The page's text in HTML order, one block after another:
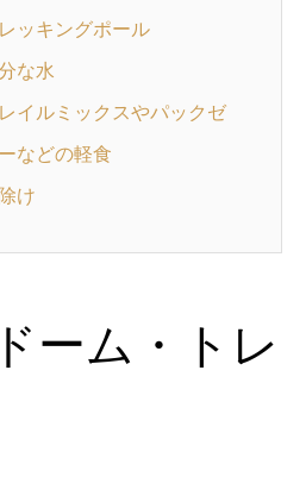
ッキングポール
な水
レイルミックスやパックゼ
などの軽食
け
ーム・トレ